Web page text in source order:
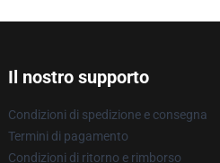
Il nostro supporto
Condizioni di spedizione e consegna
Termini di pagamento
Condizioni di ritorno e rimborso